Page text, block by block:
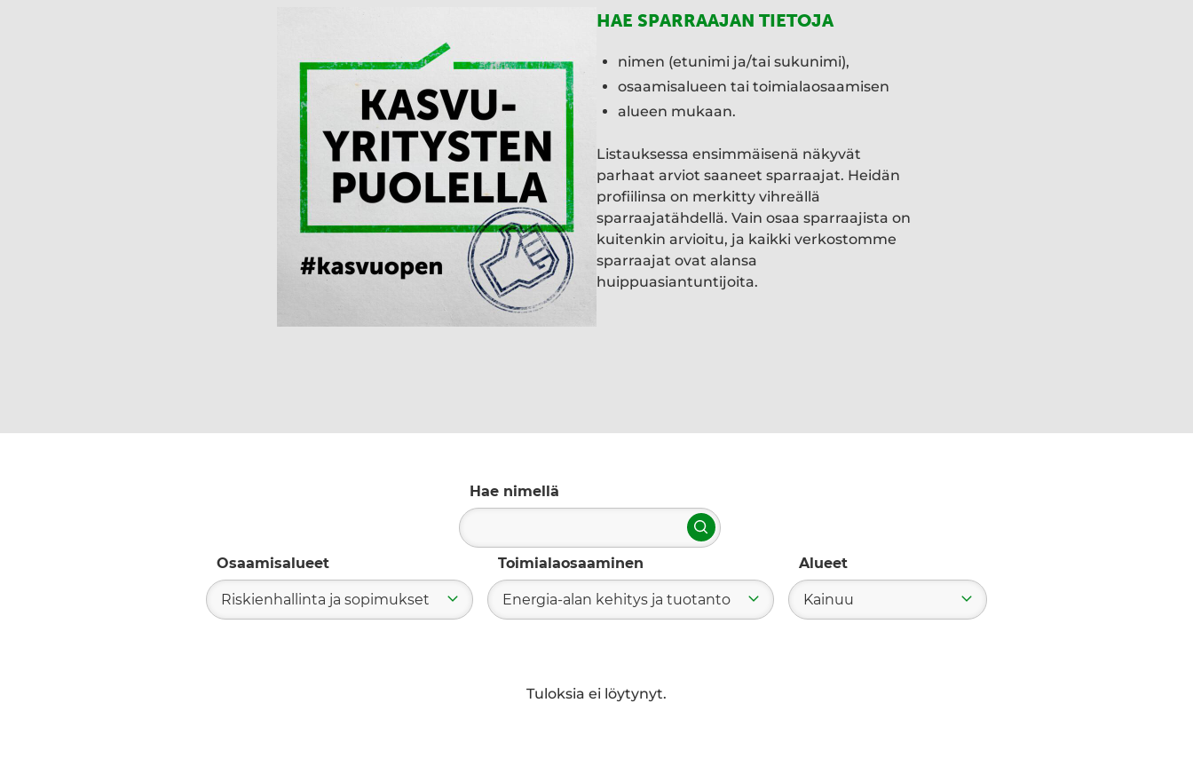
HAE SPARRAAJAN TIETOJA
nimen (etunimi ja/tai sukunimi),
osaamisalueen tai toimialaosaamisen
alueen mukaan.
Listauksessa ensimmäisenä näkyvät
parhaat arviot saaneet sparraajat. Heidän
profiilinsa on merkitty vihreällä
sparraajatähdellä. Vain osaa sparraajista on
kuitenkin arvioitu, ja kaikki verkostomme
sparraajat ovat alansa
huippuasiantuntijoita.
Hae nimellä
Hae
Osaamisalueet
Riskienhallinta ja sopimukset
Toimialaosaaminen
Energia-alan kehitys ja tuotanto
Alueet
Kainuu
Tuloksia ei löytynyt.